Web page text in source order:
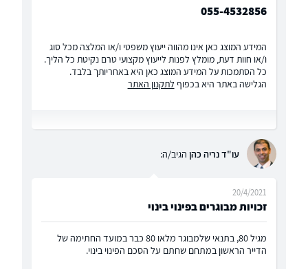
055-4532856
המידע המוצג כאן אינו מהווה ייעוץ משפטי ו/או המלצה מכל סוג
ו/או חוות דעת, מומלץ לפנות לייעוץ מקצועי טרם נקיטת כל הליך.
כל הסתמכות על המידע המוצג כאן היא באחריותך בלבד.
הגלישה באתר היא בכפוף לתקנון האתר
עו"ד נריה כהן הגיב/ה:
זכויות מבוגרים בפינוי בינוי
20/4/2021
מגיל 80, בתנאי שלמבוגר מלאו 80 כבר במועד החתימה של
הדייר הראשון במתחם שחתם על הסכם הפינוי בינוי.